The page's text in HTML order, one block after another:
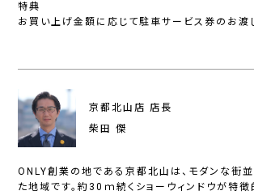
特典
お買い上げ金額に応じて駐車サービス券のお渡
京都北山店 店長
柴田 傑
ONLY創業の地である京都北山は、モダンな街
た地域です。約30ｍ続くショーウィンドウが特徴